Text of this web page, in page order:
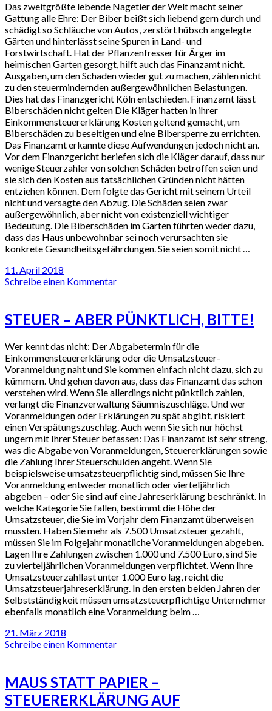
Das zweitgrößte lebende Nagetier der Welt macht seiner
Gattung alle Ehre: Der Biber beißt sich liebend gern durch und
schädigt so Schläuche von Autos, zerstört hübsch angelegte
Gärten und hinterlässt seine Spuren in Land- und
Forstwirtschaft. Hat der Pflanzenfresser für Ärger im
heimischen Garten gesorgt, hilft auch das Finanzamt nicht.
Ausgaben, um den Schaden wieder gut zu machen, zählen nicht
zu den steuermindernden außergewöhnlichen Belastungen.
Dies hat das Finanzgericht Köln entschieden. Finanzamt lässt
Biberschäden nicht gelten Die Kläger hatten in ihrer
Einkommensteuererklärung Kosten geltend gemacht, um
Biberschäden zu beseitigen und eine Bibersperre zu errichten.
Das Finanzamt erkannte diese Aufwendungen jedoch nicht an.
Vor dem Finanzgericht beriefen sich die Kläger darauf, dass nur
wenige Steuerzahler von solchen Schäden betroffen seien und
sie sich den Kosten aus tatsächlichen Gründen nicht hätten
entziehen können. Dem folgte das Gericht mit seinem Urteil
nicht und versagte den Abzug. Die Schäden seien zwar
außergewöhnlich, aber nicht von existenziell wichtiger
Bedeutung. Die Biberschäden im Garten führten weder dazu,
dass das Haus unbewohnbar sei noch verursachten sie
konkrete Gesundheitsgefährdungen. Sie seien somit nicht …
11. April 2018
Schreibe einen Kommentar
STEUER – ABER PÜNKTLICH, BITTE!
Wer kennt das nicht: Der Abgabetermin für die
Einkommensteuererklärung oder die Umsatzsteuer-
Voranmeldung naht und Sie kommen einfach nicht dazu, sich zu
kümmern. Und gehen davon aus, dass das Finanzamt das schon
verstehen wird. Wenn Sie allerdings nicht pünktlich zahlen,
verlangt die Finanzverwaltung Säumniszuschläge. Und wer
Voranmeldungen oder Erklärungen zu spät abgibt, riskiert
einen Verspätungszuschlag. Auch wenn Sie sich nur höchst
ungern mit Ihrer Steuer befassen: Das Finanzamt ist sehr streng,
was die Abgabe von Voranmeldungen, Steuererklärungen sowie
die Zahlung Ihrer Steuerschulden angeht. Wenn Sie
beispielsweise umsatzsteuerpflichtig sind, müssen Sie Ihre
Voranmeldung entweder monatlich oder vierteljährlich
abgeben – oder Sie sind auf eine Jahreserklärung beschränkt. In
welche Kategorie Sie fallen, bestimmt die Höhe der
Umsatzsteuer, die Sie im Vorjahr dem Finanzamt überweisen
mussten. Haben Sie mehr als 7.500 Umsatzsteuer gezahlt,
müssen Sie im Folgejahr monatliche Voranmeldungen abgeben.
Lagen Ihre Zahlungen zwischen 1.000 und 7.500 Euro, sind Sie
zu vierteljährlichen Voranmeldungen verpflichtet. Wenn Ihre
Umsatzsteuerzahllast unter 1.000 Euro lag, reicht die
Umsatzsteuerjahreserklärung. In den ersten beiden Jahren der
Selbstständigkeit müssen umsatzsteuerpflichtige Unternehmer
ebenfalls monatlich eine Voranmeldung beim …
21. März 2018
Schreibe einen Kommentar
MAUS STATT PAPIER –
STEUERERKLÄRUNG AUF